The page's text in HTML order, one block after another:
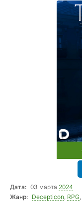
Дата: 03 марта 2024
Жанр: Decepticon, RPG,